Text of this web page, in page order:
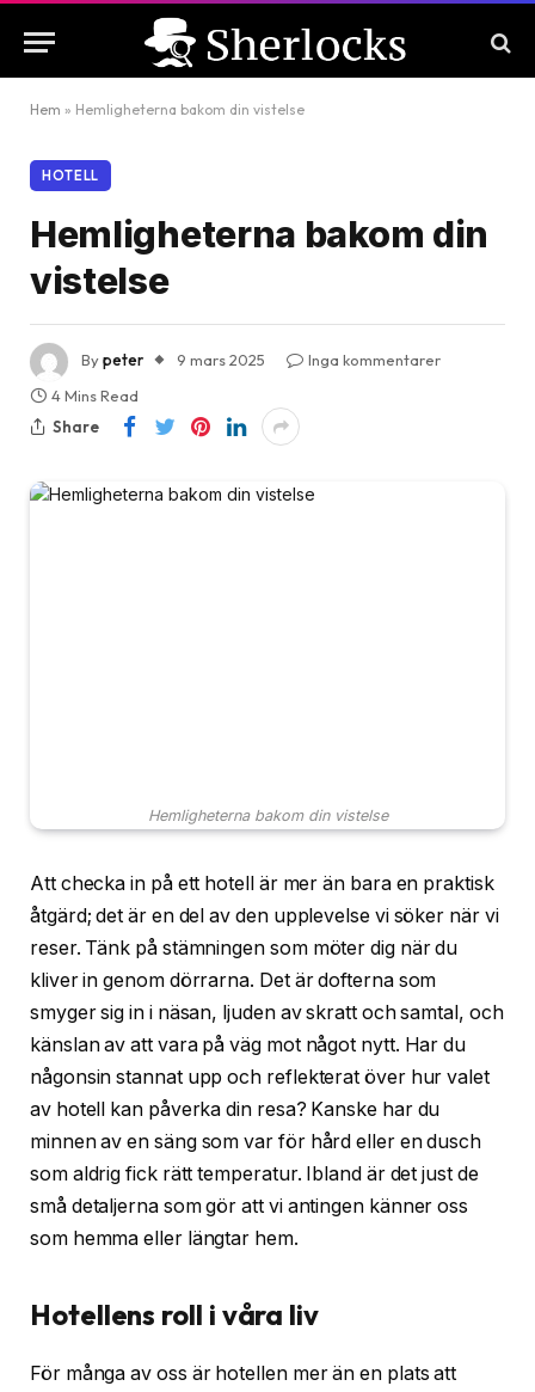
Hem » Hemligheterna bakom din vistelse
HOTELL
Hemligheterna bakom din
vistelse
Bypeter 9 mars 2025
Inga kommentarer
4 Mins Read
Share
Hemligheterna bakom din vistelse
Att checka in på ett hotell är mer än bara en praktisk
åtgärd; det är en del av den upplevelse vi söker när vi
reser. Tänk på stämningen som möter dig när du
kliver in genom dörrarna. Det är dofterna som
smyger sig in i näsan, ljuden av skratt och samtal, och
känslan av att vara på väg mot något nytt. Har du
någonsin stannat upp och reflekterat över hur valet
av hotell kan påverka din resa? Kanske har du
minnen av en säng som var för hård eller en dusch
som aldrig fick rätt temperatur. Ibland är det just de
små detaljerna som gör att vi antingen känner oss
som hemma eller längtar hem.
Hotellens roll i våra liv
För många av oss är hotellen mer än en plats att